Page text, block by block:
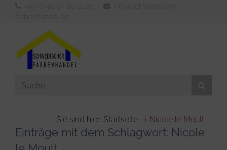
Aussenfarben
Sie sind hier: Startseite -> Nicole le Moult
Einträge mit dem Schlagwort: Nicole